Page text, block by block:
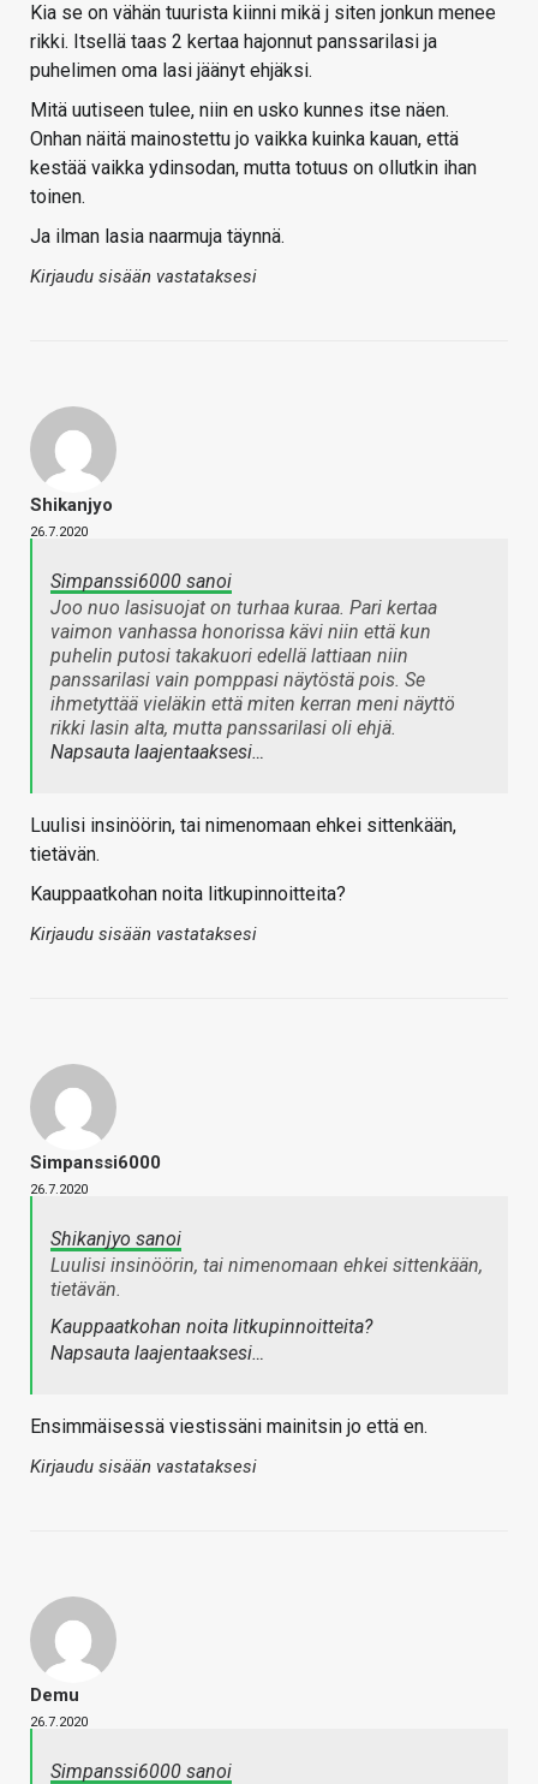
Kia se on vähän tuurista kiinni mikä j siten jonkun menee
rikki. Itsellä taas 2 kertaa hajonnut panssarilasi ja
puhelimen oma lasi jäänyt ehjäksi.
Mitä uutiseen tulee, niin en usko kunnes itse näen.
Onhan näitä mainostettu jo vaikka kuinka kauan, että
kestää vaikka ydinsodan, mutta totuus on ollutkin ihan
toinen.
Ja ilman lasia naarmuja täynnä.
Kirjaudu sisään vastataksesi
Shikanjyo
26.7.2020
Simpanssi6000 sanoi
Joo nuo lasisuojat on turhaa kuraa. Pari kertaa
vaimon vanhassa honorissa kävi niin että kun
puhelin putosi takakuori edellä lattiaan niin
panssarilasi vain pomppasi näytöstä pois. Se
ihmetyttää vieläkin että miten kerran meni näyttö
rikki lasin alta, mutta panssarilasi oli ehjä.
Napsauta laajentaaksesi…
Luulisi insinöörin, tai nimenomaan ehkei sittenkään,
tietävän.
Kauppaatkohan noita litkupinnoitteita?
Kirjaudu sisään vastataksesi
Simpanssi6000
26.7.2020
Shikanjyo sanoi
Luulisi insinöörin, tai nimenomaan ehkei sittenkään,
tietävän.
Kauppaatkohan noita litkupinnoitteita?
Napsauta laajentaaksesi…
Ensimmäisessä viestissäni mainitsin jo että en.
Kirjaudu sisään vastataksesi
Demu
26.7.2020
Simpanssi6000 sanoi